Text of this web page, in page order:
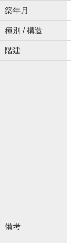
築年月
種別 / 構造
階建
備考